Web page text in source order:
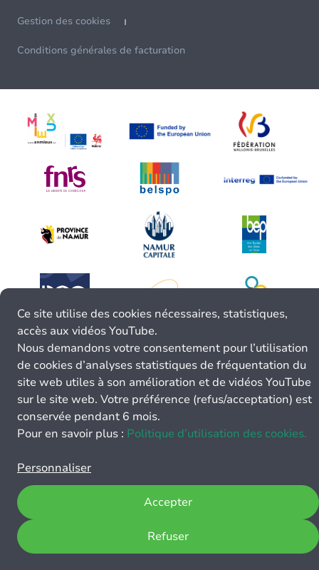
Gestion des cookies
Conditions générales de facturation
Ce site utilise des cookies nécessaires, statistiques,
accès aux vidéos YouTube.
Nous demandons votre consentement pour l’utilisation
de cookies d’analyses statistiques de fréquentation du
site web utiles à son amélioration et de vidéos YouTube
sur le site web. Votre préférence (refus/acceptation) est
conservée pendant 6 mois.
Pour en savoir plus : Politique d’utilisation des cookies.
Personnaliser
Refuser
Accepter